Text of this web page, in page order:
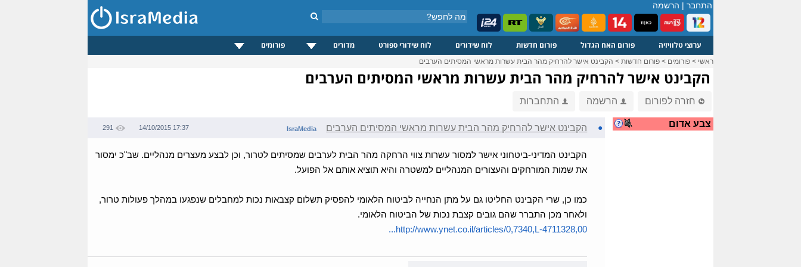
התחבר | הרשמה
ערוצי טלוויזיה פורום האח הגדול פורום חדשות לוח שידורים לוח שידורי ספורט מדורים פורומים
ראשי > פורומים > פורום חדשות > הקבינט אישר להרחיק מהר הבית עשרות מראשי המסיתים הערבים
הקבינט אישר להרחיק מהר הבית עשרות מראשי המסיתים הערבים
חזרה לפורום הרשמה התחברות
צבע אדום ● הקבינט אישר להרחיק מהר הבית עשרות מראשי המסיתים הערבים IsraMedia
14/10/2015 17:37
291
הקבינט המדיני-ביטחוני אישר למסור עשרות צווי הרחקה מהר הבית לערבים שמסיתים לטרור, וכן לבצע מעצרים מנהליים. שב"כ ימסור
את שמות המורחקים והעצורים המנהליים למשטרה והיא תוציא אותם אל הפועל.
כמו כן, שרי הקבינט החליטו גם על מתן הנחייה לביטוח הלאומי להפסיק תשלום קצבאות נכות למחבלים שנפגעו במהלך פעולות טרור,
ולאחר מכן התברר שהם גובים קצבת נכות של הביטוח הלאומי.
http://www.ynet.co.il/articles/0,7340,L-4711328,00...